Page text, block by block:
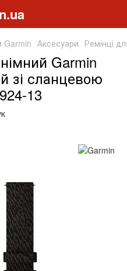
Garmin Аксесуари Ремінці
Garmin
зі сланцевою
13